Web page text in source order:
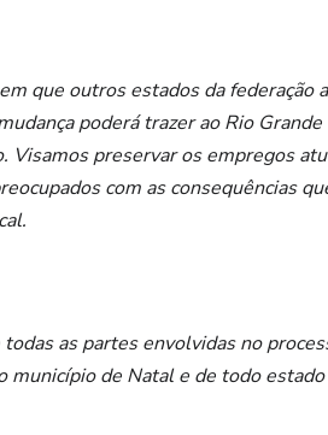
que outros estados da
poderá trazer ao Rio
Visamos preservar os empregos
com as consequências
as partes envolvidas no
município de Natal e de todo